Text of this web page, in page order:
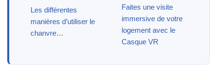
Les différentes
manières d’utiliser le
chanvre…
Faites une visite
immersive de votre
logement avec le
Casque VR